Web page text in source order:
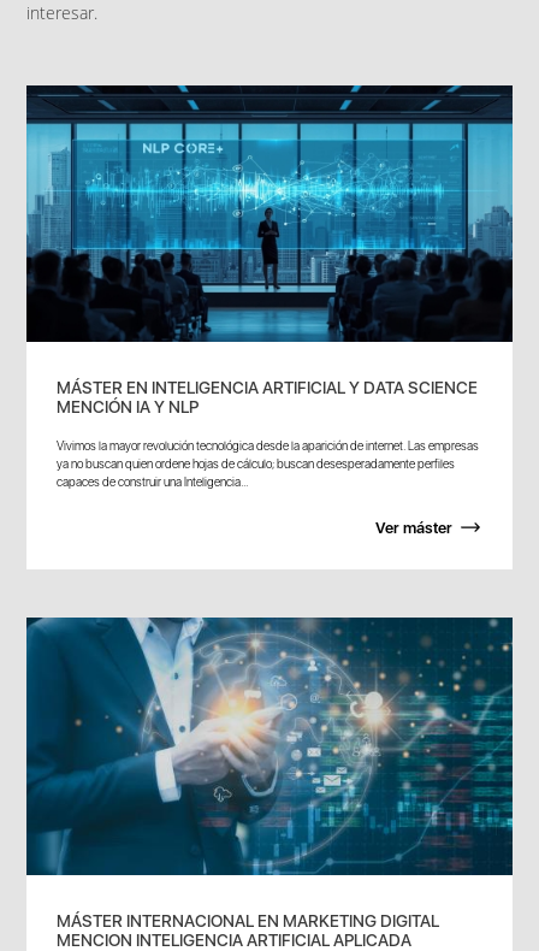
interesar.
MÁSTER EN INTELIGENCIA ARTIFICIAL Y DATA SCIENCE
MENCIÓN IA Y NLP
Vivimos la mayor revolución tecnológica desde la aparición de internet. Las empresas
ya no buscan quien ordene hojas de cálculo; buscan desesperadamente perfiles
capaces de construir una Inteligencia...
Ver máster
MÁSTER INTERNACIONAL EN MARKETING DIGITAL
MENCION INTELIGENCIA ARTIFICIAL APLICADA